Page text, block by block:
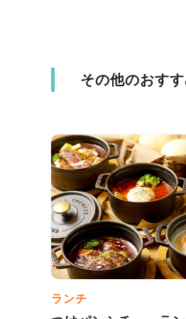
その他のおす
ランチ